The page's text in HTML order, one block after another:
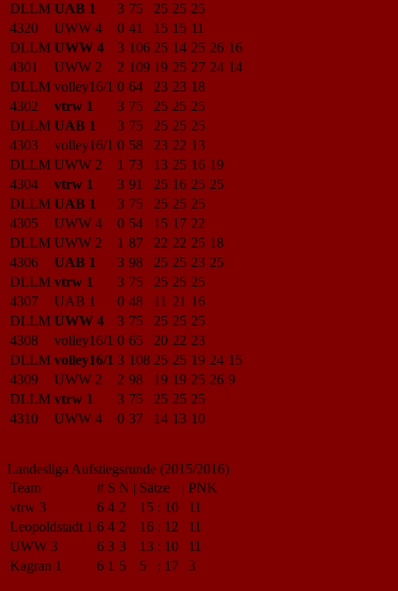
DLLM UAB 1 3 75 25 25 25
4320
UWW 4 0 41 15 15 11
DLLM UWW 4 3 106 25 14 25 26 16
4301
UWW 2 2 109 19 25 27 24 14
DLLM volley16/1 0 64 23 23 18
4302
vtrw 1 3 75 25 25 25
DLLM UAB 1 3 75 25 25 25
4303
volley16/1 0 58 23 22 13
DLLM UWW 2 1 73 13 25 16 19
4304
vtrw 1 3 91 25 16 25 25
DLLM UAB 1 3 75 25 25 25
4305
UWW 4 0 54 15 17 22
DLLM UWW 2 1 87 22 22 25 18
4306
UAB 1 3 98 25 25 23 25
DLLM vtrw 1 3 75 25 25 25
4307
UAB 1 0 48 11 21 16
DLLM UWW 4 3 75 25 25 25
4308
volley16/1 0 65 20 22 23
DLLM volley16/1 3 108 25 25 19 24 15
4309
UWW 2 2 98 19 19 25 26 9
DLLM vtrw 1 3 75 25 25 25
4310
UWW 4 0 37 14 13 10
Landesliga Aufstiegsrunde (2015/2016)
Team
# S N | Sätze | PNK
vtrw 3
6 4 2 15 : 10
11
Leopoldstadt 1 6 4 2 16 : 12
11
UWW 3
6 3 3 13 : 10
11
Kagran 1
6 1 5 5 : 17 3